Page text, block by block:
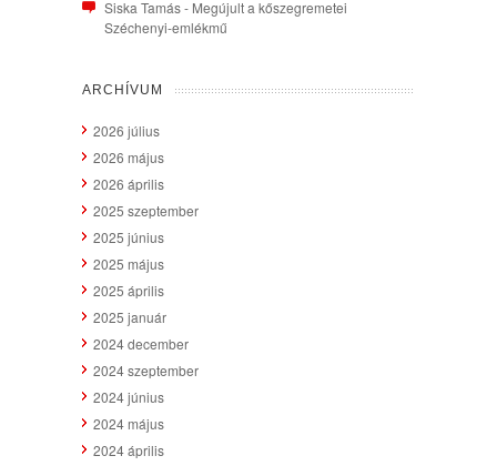
Siska Tamás- Megújult a kőszegremetei
Széchenyi-emlékmű
ARCHÍVUM
2026 július
2026 május
2026 április
2025 szeptember
2025 június
2025 május
2025 április
2025 január
2024 december
2024 szeptember
2024 június
2024 május
2024 április